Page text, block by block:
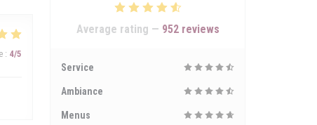
: 4/5
Average rating — 952 reviews
Service
Ambiance
Menus